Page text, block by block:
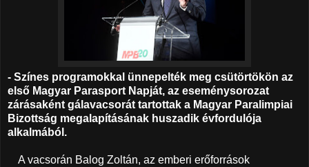
- Színes programokkal ünnepelték meg csütörtökön az
első Magyar Parasport Napját, az eseménysorozat
zárásaként gálavacsorát tartottak a Magyar Paralimpiai
Bizottság megalapításának huszadik évfordulója
alkalmából.
A vacsorán Balog Zoltán, az emberi erőforrások